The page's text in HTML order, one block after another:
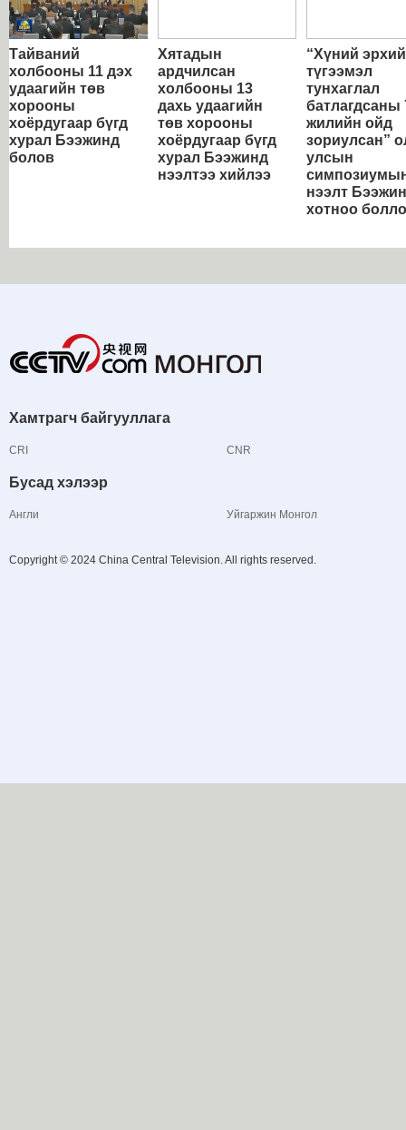
Тайваний
холбооны 11 дэх
удаагийн төв
хорооны
хоёрдугаар бүгд
хурал Бээжинд
болов
Хятадын
ардчилсан
холбооны 13
дахь удаагийн
төв хорооны
хоёрдугаар бүгд
хурал Бээжинд
нээлтээ хийлээ
“Хүний
түгээмэл
тунхаглал
батлагдсаны
жилийн ойд
зориулсан”
улсын
нээлт Бээжин
хотноо
Хамтрагч байгууллага
CRI CNR
Бусад хэлээр
Англи Уйгаржин Монгол
Copyright © 2024 China Central Television. All rights reserved.